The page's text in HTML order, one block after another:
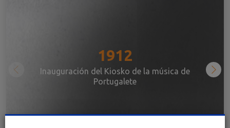
1912
Inauguración del Kiosko de la música de
Portugalete